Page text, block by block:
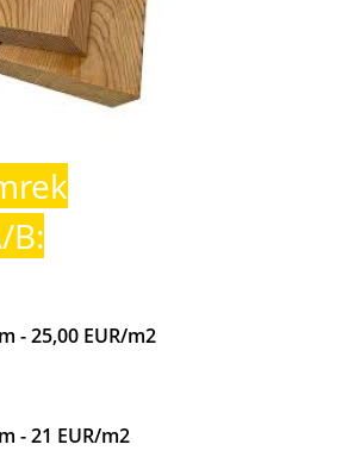
B:
- 25,00 EUR/m2
- 21 EUR/m2